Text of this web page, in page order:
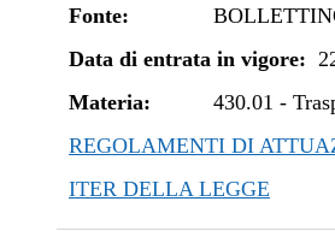
Fonte:
Data di entrata in vigore:
Materia:
430.01 -
REGOLAMENTI DI
ITER DELLA LEGGE